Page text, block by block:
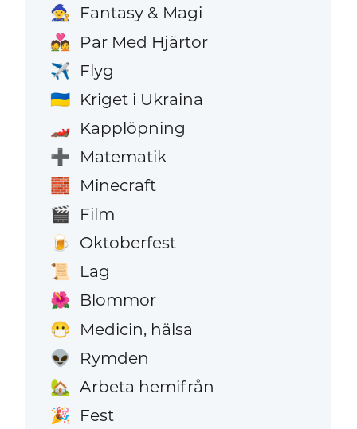
🧙 Fantasy & Magi
💑 Par Med Hjärtor
✈️ Flyg
🇺🇦 Kriget i Ukraina
🏎️ Kapplöpning
➕ Matematik
🧱 Minecraft
🎬 Film
🍺 Oktoberfest
📜 Lag
🌺 Blommor
😷 Medicin, hälsa
👽 Rymden
🏡 Arbeta hemifrån
🎉 Fest